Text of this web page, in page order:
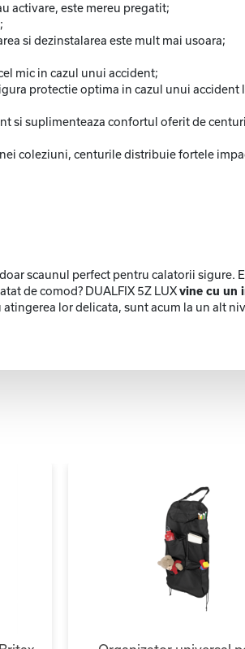
activare, este mereu pregatit;
si dezinstalarea este mult mai usoara;
mic in cazul unui accident;
protectie optima in cazul unui
si suplimenteaza confortul oferit de
coleziuni, centurile distribuie fortele
scaunul perfect pentru calatorii sigure.
de comod? DUALFIX 5Z LUXvine cu un
lor delicata, sunt acum la un alt